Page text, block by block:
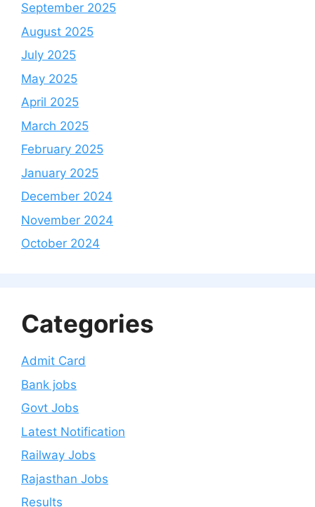
September 2025
August 2025
July 2025
May 2025
April 2025
March 2025
February 2025
January 2025
December 2024
November 2024
October 2024
Categories
Admit Card
Bank jobs
Govt Jobs
Latest Notification
Railway Jobs
Rajasthan Jobs
Results